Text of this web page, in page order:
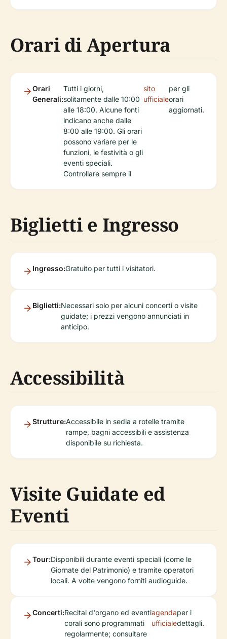
Orari di Apertura
Orari
Generali:
Tutti i giorni,
solitamente dalle 10:00
alle 18:00. Alcune fonti
indicano anche dalle
8:00 alle 19:00. Gli orari
possono variare per le
funzioni, le festività o gli
eventi speciali.
Controllare sempre il
sito
ufficiale
per gli
orari
aggiornati.
Biglietti e Ingresso
Ingresso:Gratuito per tutti i visitatori.
Biglietti:Necessari solo per alcuni concerti o visite
guidate; i prezzi vengono annunciati in
anticipo.
Accessibilità
Strutture:Accessibile in sedia a rotelle tramite
rampe, bagni accessibili e assistenza
disponibile su richiesta.
Visite Guidate ed
Eventi
Tour:Disponibili durante eventi speciali (come le
Giornate del Patrimonio) e tramite operatori
locali. A volte vengono forniti audioguide.
Concerti:Recital d'organo ed eventi
corali sono programmati
regolarmente; consultare
agenda
ufficiale
per i
dettagli.